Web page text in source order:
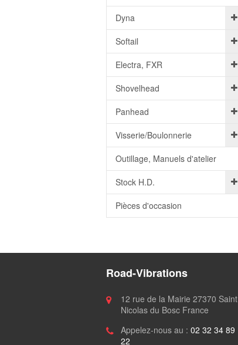
Dyna
Softail
Electra, FXR
Shovelhead
Panhead
Visserie/Boulonnerie
Outillage, Manuels d'atelier
Stock H.D.
Pièces d'occasion
Road-Vibrations
12 rue de la Mairie 27370 Saint
Nicolas du Bosc France
Appelez-nous au : 02 32 34 89
22